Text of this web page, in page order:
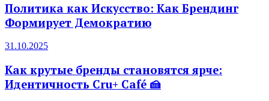
Политика как Искусство: Как Брендинг
Формирует Демократию
31.10.2025
Как крутые бренды становятся ярче:
Идентичность Cru+ Café 🍰